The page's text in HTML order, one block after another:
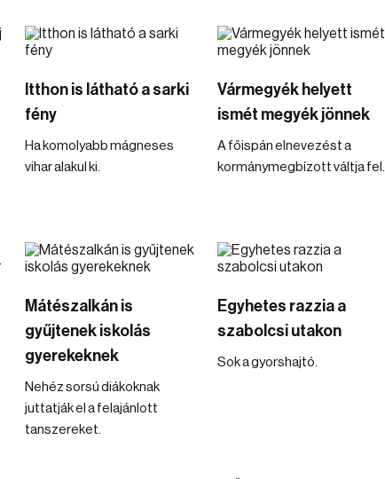
Itthon is látható a sarki
fény
Ha komolyabb mágneses
vihar alakul ki.
Vármegyék helyett
ismét megyék jönnek
A főispán elnevezést a
kormánymegbízott váltja fel.
Mátészalkán is
gyűjtenek iskolás
gyerekeknek
Nehéz sorsú diákoknak
juttatják el a felajánlott
tanszereket.
Egyhetes razzia a
szabolcsi utakon
Sok a gyorshajtó.